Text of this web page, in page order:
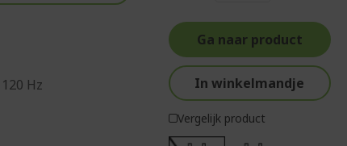
Hz
Ga naar product
In winkelmandje
Vergelijk product